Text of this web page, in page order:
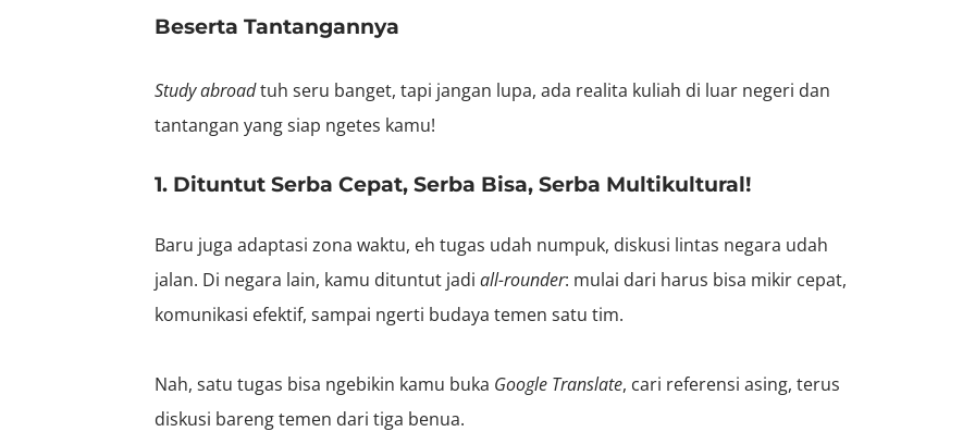
Beserta Tantangannya
Study abroadtuh seru banget, tapi jangan lupa, ada realita kuliah di luar negeri dan
tantangan yang siap ngetes kamu!
1. Dituntut Serba Cepat, Serba Bisa, Serba Multikultural!
Baru juga adaptasi zona waktu, eh tugas udah numpuk, diskusi lintas negara udah
jalan. Di negara lain, kamu dituntut jadi all-rounder: mulai dari harus bisa mikir cepat,
komunikasi efektif, sampai ngerti budaya temen satu tim.
Nah, satu tugas bisa ngebikin kamu buka Google Translate, cari referensi asing, terus
diskusi bareng temen dari tiga benua.